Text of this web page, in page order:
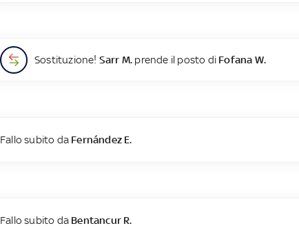
Sostituzione! Sarr M. prende il posto di Fofana W.
Fallo subito da Fernández E.
Fallo subito da Bentancur R.